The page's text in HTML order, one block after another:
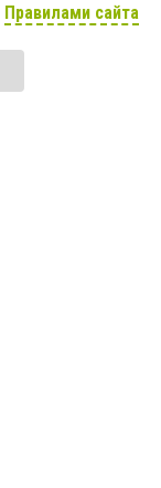
Правилами сайта